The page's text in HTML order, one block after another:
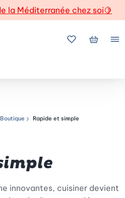
la Méditerranée chez soi🍋
Mes favoris
Mon
Boutique Rapide et simple
innovantes, cuisiner devient